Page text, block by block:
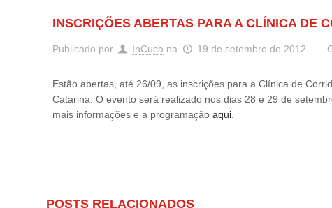
INSCRIÇÕES ABERTAS PARA A CLÍNICA DE
Publicado por InCuca na 19 de setembro de 2012
Estão abertas, até 26/09, as inscrições para a Clínica de
Catarina. O evento será realizado nos dias 28 e 29 de
mais informações e a programação aqui.
POSTS RELACIONADOS